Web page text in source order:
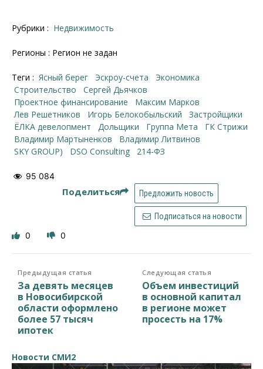
Рубрики : Недвижимость
Регионы : Регион не задан
Теги : Ясный берег эскроу-счета
Экономика
строительство
Сергей Дьячков
проектное финансирование
Максим Марков
Лев Решетников
Игорь Белокобыльский
Застройщики
ЁЛКА девелопмент
дольщики Группа Мета
ГК Стрижи
Владимир Мартыненков
Владимир Литвинов
SKY GROUP)
DSO Consulting 214-ФЗ
95 084
Поделиться Предложить новость
Подписаться на новости
0 0
Предыдущая статья
За девять месяцев
в Новосибирской
области оформлено
более 57 тысяч
ипотек
Следующая статья
Объем инвестиций
в основной капитал
в регионе может
просесть на 17%
Новости СМИ2